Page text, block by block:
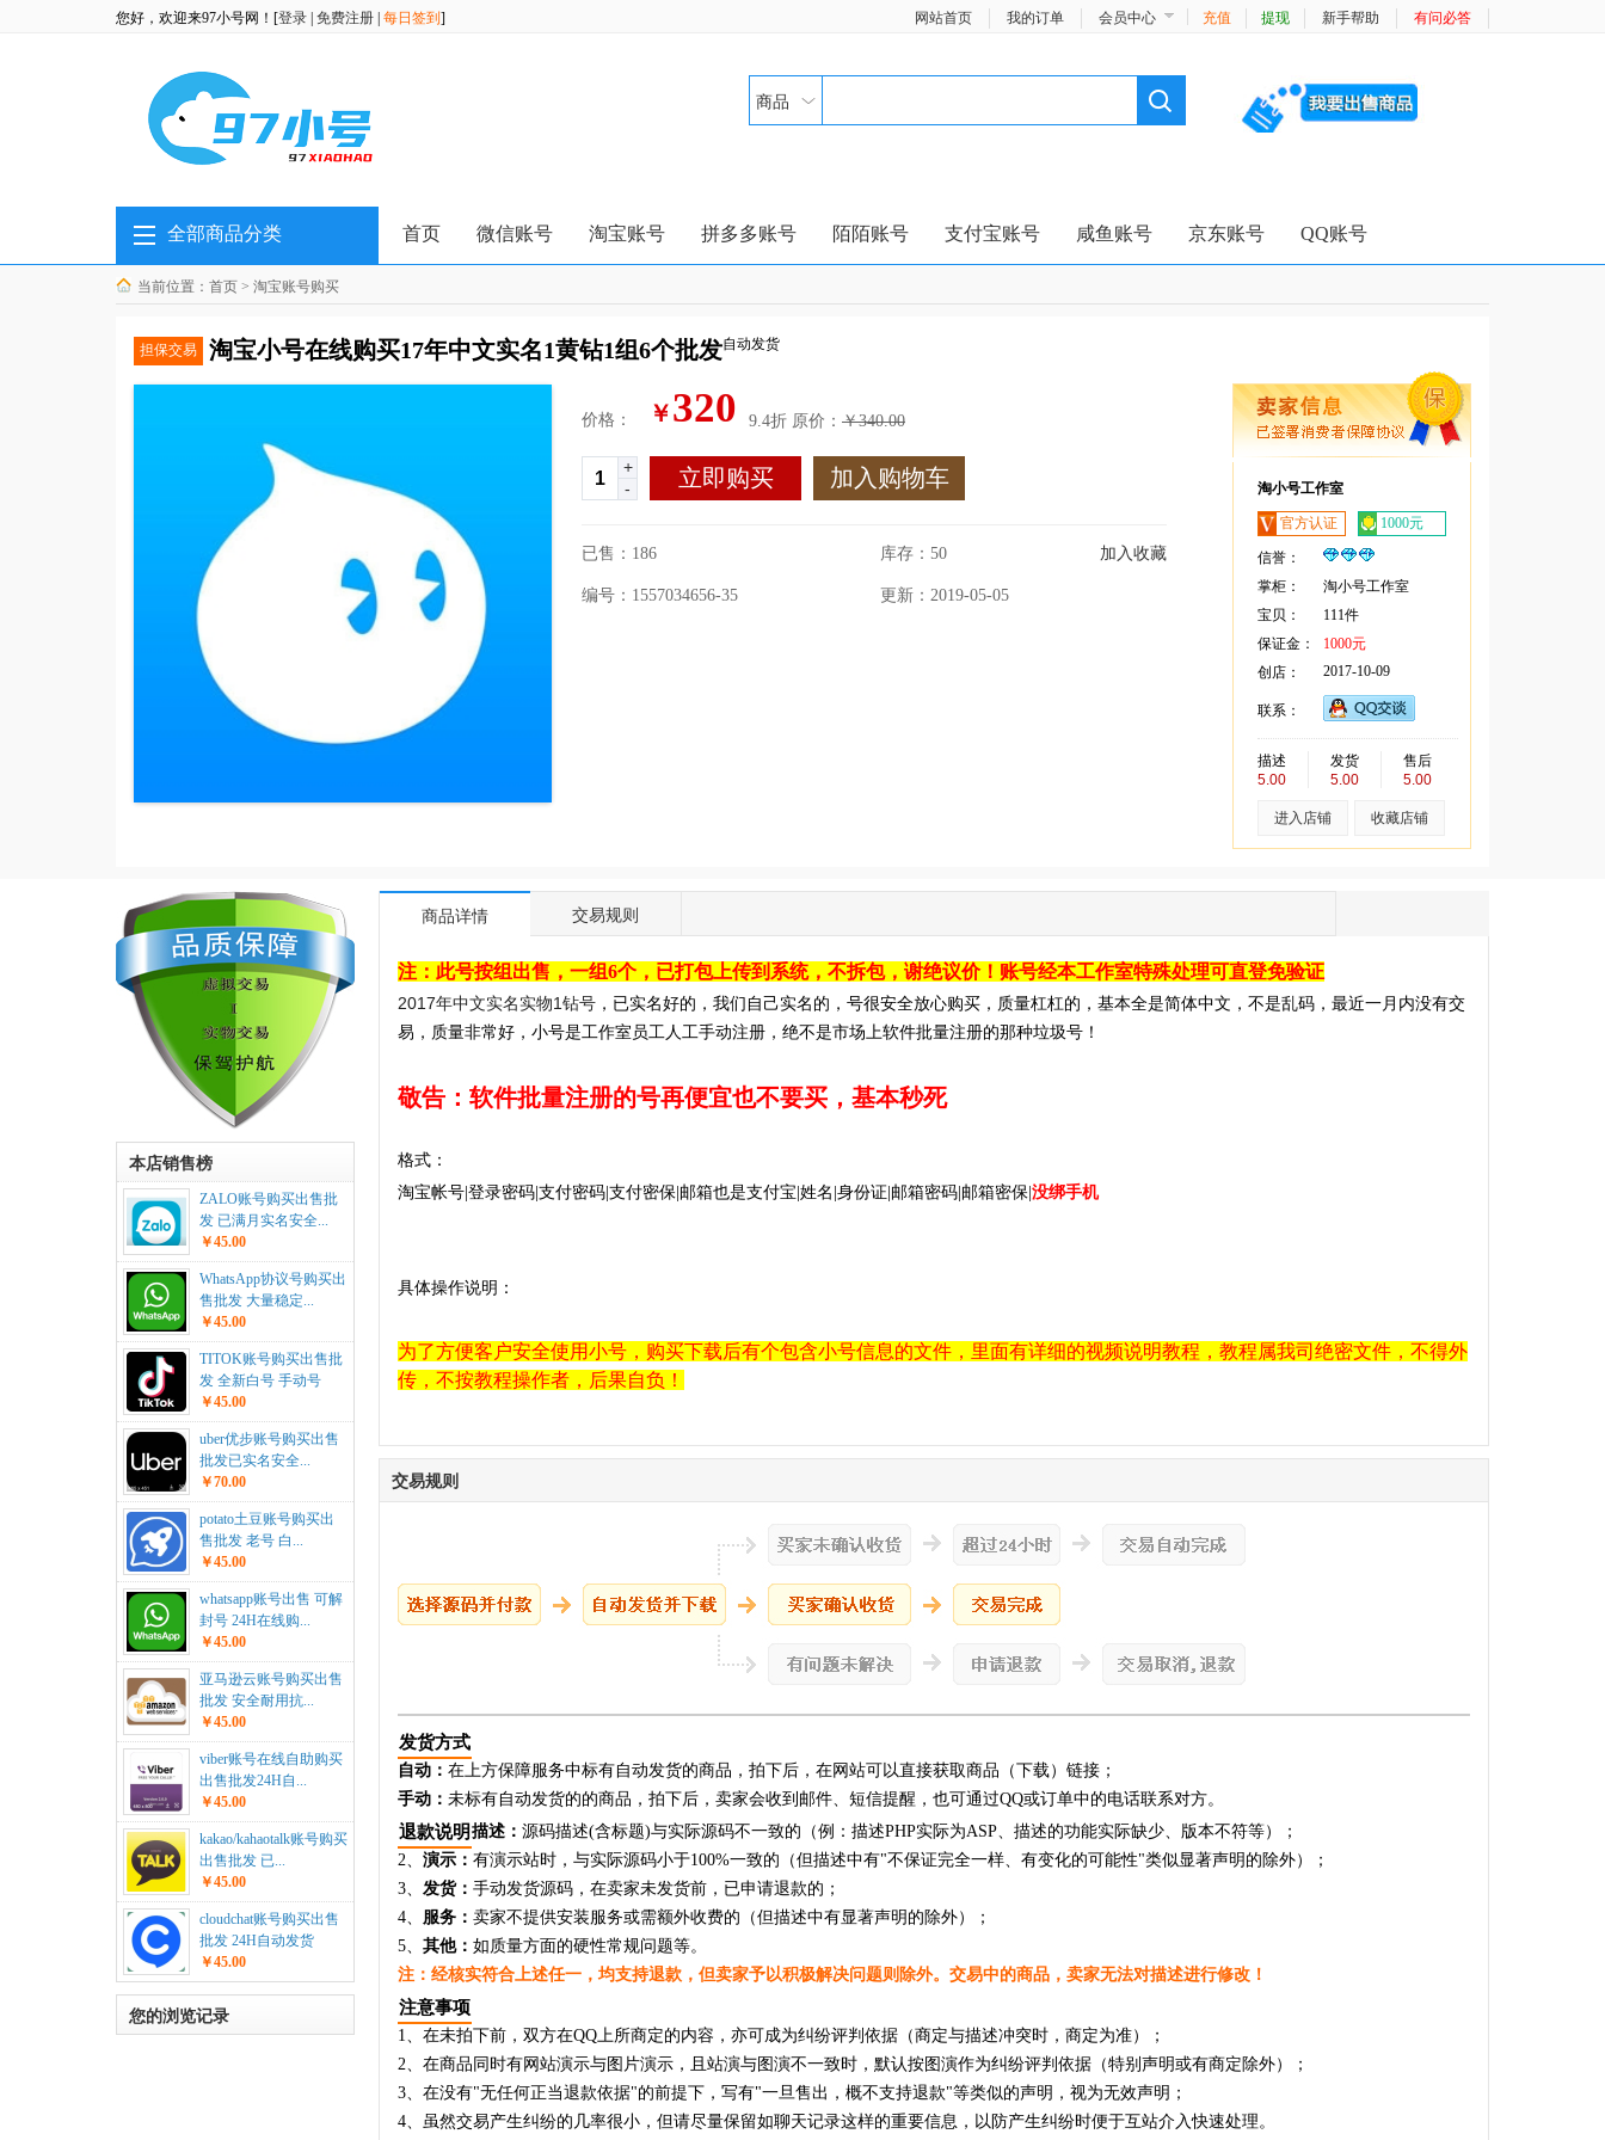
您好，欢迎来97小号网！[登录 免费注册 每日签到 ] 网站首页 我的订单 会员中心 充值 提现 新手帮助 有问必答
商品
全部商品分类 首页 微信账号 淘宝账号 拼多多账号 陌陌账号 支付宝账号 咸鱼账号 京东账号 QQ账号
当前位置： 首页 > 淘宝账号购买
担保交易 自动发货
淘宝小号在线购买17年中文实名1黄钻1组6个批发
价格： ￥320 9.4折 原价： ￥340.00
+
-
立即购买 加入购物车
已售：186 库存： 50 加入收藏
编号：1557034656-35 更新：2019-05-05
淘小号工作室
官方认证 1000元
信誉：
掌柜：
淘小号工作室
宝贝：
111件
保证金：
1000元
创店：
2017-10-09
联系：
描述
5.00
发货
5.00
售后
5.00
进入店铺 收藏店铺
本店销售榜
ZALO账号购买出售批
发 已满月实名安全...
￥45.00
WhatsApp协议号购买出
售批发 大量稳定...
￥45.00
TITOK账号购买出售批
发 全新白号 手动号
￥45.00
uber优步账号购买出售
批发已实名安全...
￥70.00
potato土豆账号购买出
售批发 老号 白...
￥45.00
whatsapp账号出售 可解
封号 24H在线购...
￥45.00
亚马逊云账号购买出售
批发 安全耐用抗...
￥45.00
viber账号在线自助购买
出售批发24H自...
￥45.00
kakao/kahaotalk账号购买
出售批发 已...
￥45.00
cloudchat账号购买出售
批发 24H自动发货
￥45.00
您的浏览记录
商品详情 交易规则
注：此号按组出售，一组6个，已打包上传到系统，不拆包，谢绝议价！账号经本工作室特殊处理可直登免验证
2017年中文实名实物1钻号 ，已实名好的，我们自己实名的，号很安全放心购买，质量杠杠的，基本全是简体中文，不是乱码，最近一月内没有交
易，质量非常好，小号是工作室员工人工手动注册，绝不是市场上软件批量注册的那种垃圾号！
敬告：软件批量注册的号再便宜也不要买，基本秒死
格式：
淘宝帐号|登录密码|支付密码|支付密保|邮箱也是支付宝|姓名|身份证|邮箱密码|邮箱密保|没绑手机
具体操作说明：
为了方便客户安全使用小号，购买下载后有个包含小号信息的文件，里面有详细的视频说明教程，教程属我司绝密文件，不得外
传，不按教程操作者，后果自负！
交易规则
发货方式
自动： 在上方保障服务中标有自动发货的商品，拍下后，在网站可以直接获取商品（下载）链接；
手动： 未标有自动发货的的商品，拍下后，卖家会收到邮件、短信提醒，也可通过QQ或订单中的电话联系对方。
退款说明 描述： 源码描述(含标题)与实际源码不一致的（例：描述PHP实际为ASP、描述的功能实际缺少、版本不符等）；
2、 演示： 有演示站时，与实际源码小于100%一致的（但描述中有"不保证完全一样、有变化的可能性"类似显著声明的除外）；
3、 发货： 手动发货源码，在卖家未发货前，已申请退款的；
4、 服务： 卖家不提供安装服务或需额外收费的（但描述中有显著声明的除外）；
5、 其他： 如质量方面的硬性常规问题等。
注：经核实符合上述任一，均支持退款，但卖家予以积极解决问题则除外。交易中的商品，卖家无法对描述进行修改！
注意事项
1、在未拍下前，双方在QQ上所商定的内容，亦可成为纠纷评判依据（商定与描述冲突时，商定为准）；
2、在商品同时有网站演示与图片演示，且站演与图演不一致时，默认按图演作为纠纷评判依据（特别声明或有商定除外）；
3、在没有"无任何正当退款依据"的前提下，写有"一旦售出，概不支持退款"等类似的声明，视为无效声明；
4、虽然交易产生纠纷的几率很小，但请尽量保留如聊天记录这样的重要信息，以防产生纠纷时便于互站介入快速处理。